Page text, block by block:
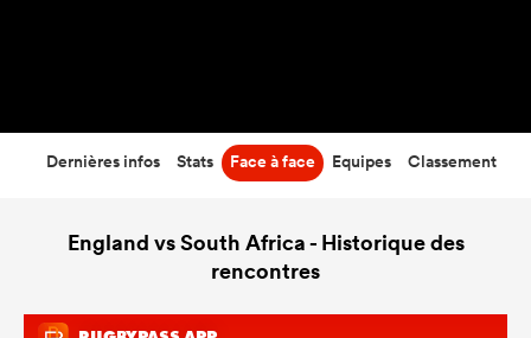
Dernières infos Stats Face à face Equipes Classement
England vs South Africa - Historique des
rencontres